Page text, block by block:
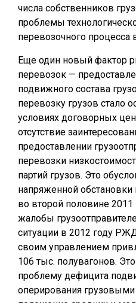
числа собственников
проблемы
перевозочного процесса
Еще один новый фактор
перевозок —
подвижного состава
перевозку грузов стало
условиях договорных
отсутствие
предоставлении
перевозки
партий грузов. Это
напряженной
во второй половине
жалобы
ситуации в 2012 году
своим управлением
106 тыс. полувагонов.
проблему дефицита
оперирования